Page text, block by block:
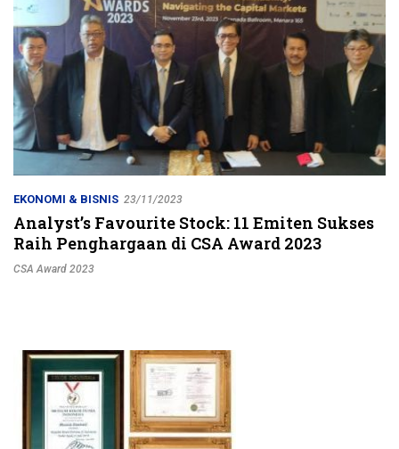
EKONOMI & BISNIS 23/11/2023
Analyst’s Favourite Stock: 11 Emiten Sukses
Raih Penghargaan di CSA Award 2023
CSA Award 2023